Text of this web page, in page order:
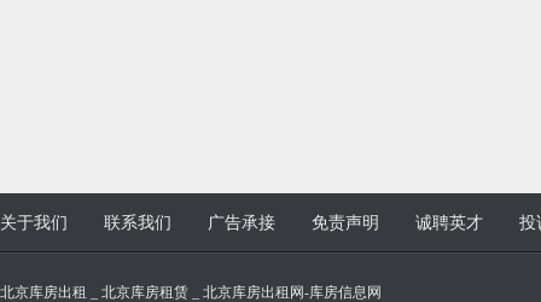
关于我们 联系我们 广告承接 免责声明 诚聘英才 投
北京库房出租 _ 北京库房租赁 _ 北京库房出租网-库房信息网